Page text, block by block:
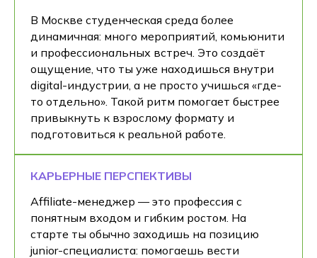
В Москве студенческая среда более
динамичная: много мероприятий, комьюнити
и профессиональных встреч. Это создаёт
ощущение, что ты уже находишься внутри
digital-индустрии, а не просто учишься «где-
то отдельно». Такой ритм помогает быстрее
привыкнуть к взрослому формату и
подготовиться к реальной работе.
КАРЬЕРНЫЕ ПЕРСПЕКТИВЫ
Affiliate-менеджер — это профессия с
понятным входом и гибким ростом. На
старте ты обычно заходишь на позицию
junior-специалиста: помогаешь вести